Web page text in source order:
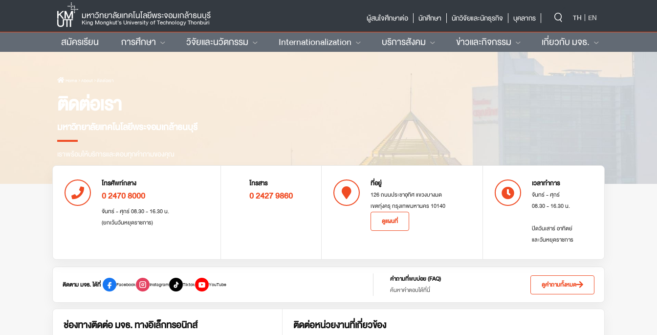
มหาวิทยาลัยเทคโนโลยีพระจอมเกล้าธนบุรี
King Mongkut’s University of Technology Thonburi
ผู้สนใจศึกษาต่อ
นักศึกษา นักวิจัยและนักธุรกิจ บุคลากร TH EN
สมัครเรียน การศึกษา วิจัยและนวัตกรรม Internationalization บริการสังคม ข่าวและกิจกรรม เกี่ยวกับ มจธ.
Home › About › ติดต่อเรา
ติดต่อเรา
มหาวิทยาลัยเทคโนโลยีพระจอมเกล้าธนบุรี
เราพร้อมให้บริการและตอบทุกคำถามของคุณ
โทรศัพท์กลาง
0 2470 8000
จันทร์ - ศุกร์ 08.30 - 16.30 น.
(ยกเว้นวันหยุดราชการ)
โทรสาร
0 2427 9860
ที่อยู่
126 ถนนประชาอุทิศ แขวงบางมด
เขตทุ่งครุ กรุงเทพมหานคร 10140
ดูแผนที่
เวลาทำการ
จันทร์ - ศุกร์
08.30 - 16.30 น.
ปิดวันเสาร์ อาทิตย์
และวันหยุดราชการ
ติดตาม มจธ. ได้ที่ Facebook Instagram Tiktok YouTube
คำถามที่พบบ่อย (FAQ)
ค้นหาคำตอบได้ที่นี่
ดูคำถามทั้งหมด
ช่องทางติดต่อ มจธ. ทางอิเล็กทรอนิกส์ ติดต่อหน่วยงานที่เกี่ยวข้อง